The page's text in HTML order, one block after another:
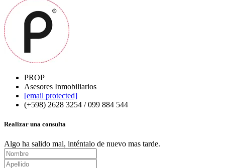
PROP
Asesores Inmobiliarios
[email protected]
(+598) 2628 3254 / 099 884 544
Realizar una consulta
Algo ha salido mal, inténtalo de nuevo mas tarde.